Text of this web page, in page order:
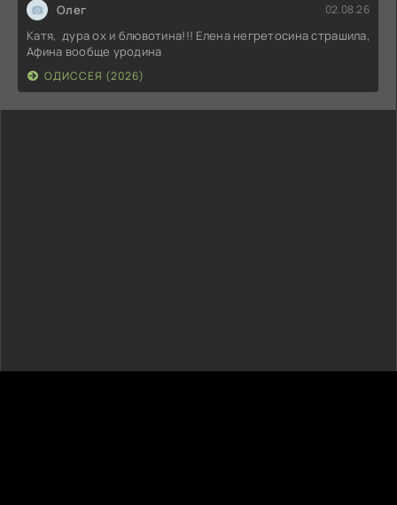
Олег 02.08.26
Катя, дура ох и блювотина!!! Елена негретосина страшила,
Афина вообще уродина
ОДИССЕЯ (2026)